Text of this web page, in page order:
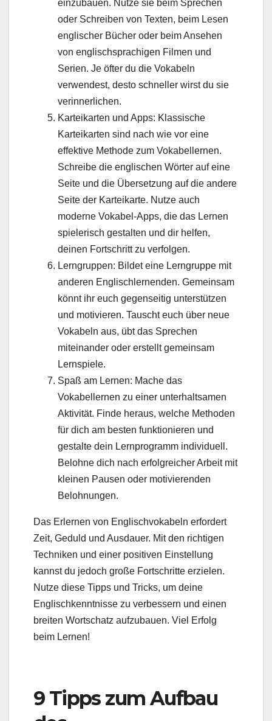
einzubauen. Nutze sie beim Sprechen
oder Schreiben von Texten, beim Lesen
englischer Bücher oder beim Ansehen
von englischsprachigen Filmen und
Serien. Je öfter du die Vokabeln
verwendest, desto schneller wirst du sie
verinnerlichen.
Karteikarten und Apps: Klassische
Karteikarten sind nach wie vor eine
effektive Methode zum Vokabellernen.
Schreibe die englischen Wörter auf eine
Seite und die Übersetzung auf die andere
Seite der Karteikarte. Nutze auch
moderne Vokabel-Apps, die das Lernen
spielerisch gestalten und dir helfen,
deinen Fortschritt zu verfolgen.
Lerngruppen: Bildet eine Lerngruppe mit
anderen Englischlernenden. Gemeinsam
könnt ihr euch gegenseitig unterstützen
und motivieren. Tauscht euch über neue
Vokabeln aus, übt das Sprechen
miteinander oder erstellt gemeinsam
Lernspiele.
Spaß am Lernen: Mache das
Vokabellernen zu einer unterhaltsamen
Aktivität. Finde heraus, welche Methoden
für dich am besten funktionieren und
gestalte dein Lernprogramm individuell.
Belohne dich nach erfolgreicher Arbeit mit
kleinen Pausen oder motivierenden
Belohnungen.
Das Erlernen von Englischvokabeln erfordert
Zeit, Geduld und Ausdauer. Mit den richtigen
Techniken und einer positiven Einstellung
kannst du jedoch große Fortschritte erzielen.
Nutze diese Tipps und Tricks, um deine
Englischkenntnisse zu verbessern und einen
breiten Wortschatz aufzubauen. Viel Erfolg
beim Lernen!
9 Tipps zum Aufbau